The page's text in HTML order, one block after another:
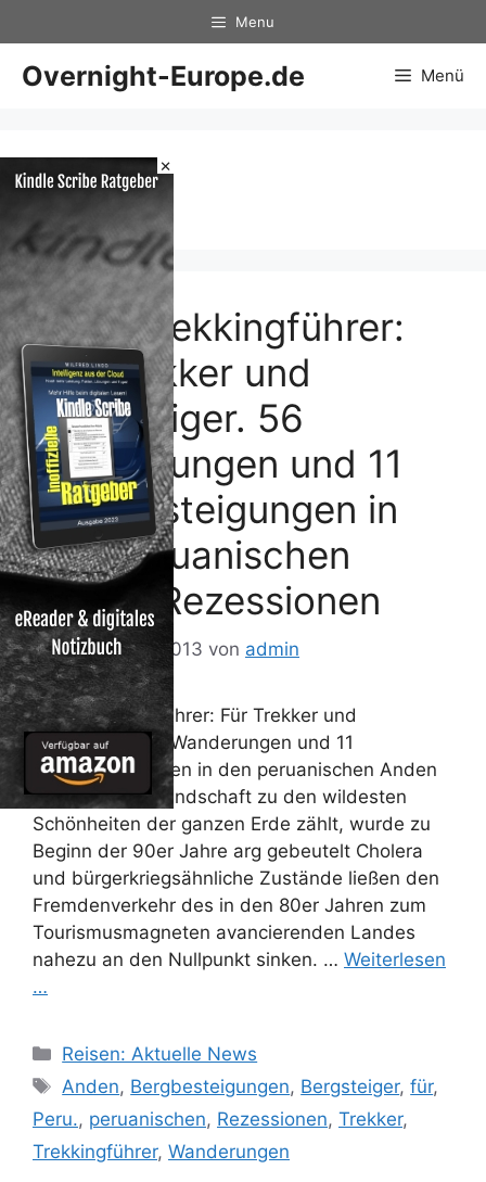
×
Inhalt
springen
Menu
Overnight-Europe.de Menü
Anden
Peru. Trekkingführer:
Für Trekker und
Bergsteiger. 56
Wanderungen und 11
Bergbesteigungen in
den peruanischen
Anden Rezessionen
15. November 2013 von admin
Peru. Trekkingführer: Für Trekker und
Bergsteiger. 56 Wanderungen und 11
Bergbesteigungen in den peruanischen Anden
Peru, dessen Landschaft zu den wildesten
Schönheiten der ganzen Erde zählt, wurde zu
Beginn der 90er Jahre arg gebeutelt Cholera
und bürgerkriegsähnliche Zustände ließen den
Fremdenverkehr des in den 80er Jahren zum
Tourismusmagneten avancierenden Landes
nahezu an den Nullpunkt sinken. … Weiterlesen
…
Kategorien
Reisen: Aktuelle News
Schlagwörter
Anden, Bergbesteigungen, Bergsteiger,für,
Peru., peruanischen, Rezessionen, Trekker,
Trekkingführer, Wanderungen